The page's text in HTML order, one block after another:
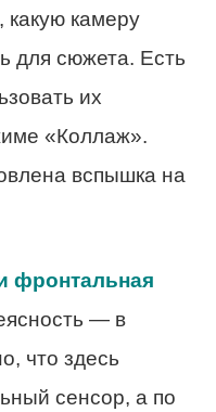
какую камеру
для сюжета. Есть
их
«Коллаж».
вспышка на
фронтальная
— в
что здесь
сенсор, а по